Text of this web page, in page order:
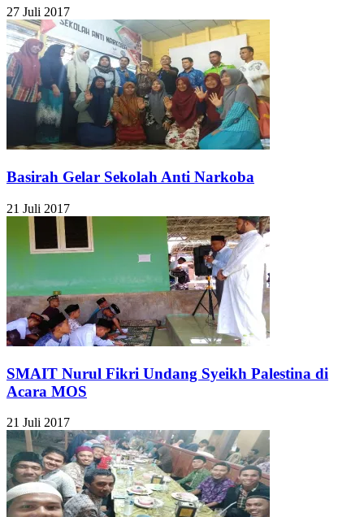
27 Juli 2017
Basirah Gelar Sekolah Anti Narkoba
21 Juli 2017
SMAIT Nurul Fikri Undang Syeikh Palestina di
Acara MOS
21 Juli 2017